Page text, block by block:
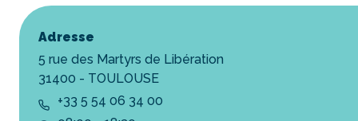
Adresse
5 rue des Martyrs de Libération
31400 - TOULOUSE
+33 5 54 06 34 00